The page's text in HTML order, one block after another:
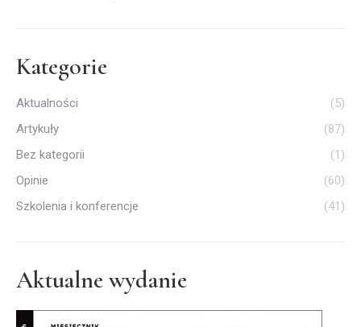
Kategorie
Aktualności
(5)
Artykuły
(87)
Bez kategorii
(1)
Opinie
(60)
Szkolenia i konferencje
(41)
Aktualne wydanie